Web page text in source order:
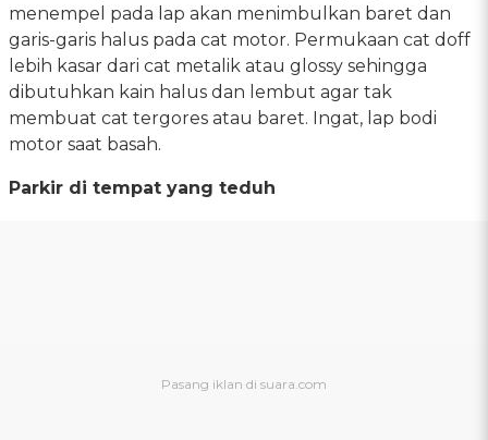
menempel pada lap akan menimbulkan baret dan
garis-garis halus pada cat motor. Permukaan cat doff
lebih kasar dari cat metalik atau glossy sehingga
dibutuhkan kain halus dan lembut agar tak
membuat cat tergores atau baret. Ingat, lap bodi
motor saat basah.
Parkir di tempat yang teduh